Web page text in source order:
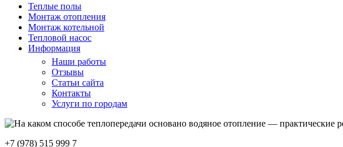
Теплые полы
Монтаж отопления
Монтаж котельной
Тепловой насос
Информация
Наши работы
Отзывы
Статьи сайта
Контакты
Услуги по городам
+7 (978) 515 999 7